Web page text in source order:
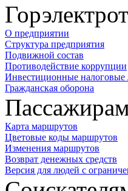
О предприятии
Структура предприятия
Подвижной состав
Противодействие коррупции
Инвестиционные налоговые
Гражданская оборона
Карта маршрутов
Цветовые коды маршрутов
Изменения маршрутов
Возврат денежных средств
Версия для людей с